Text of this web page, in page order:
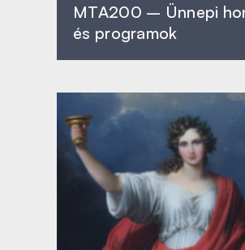
MTA200 – Ünnepi
és programok